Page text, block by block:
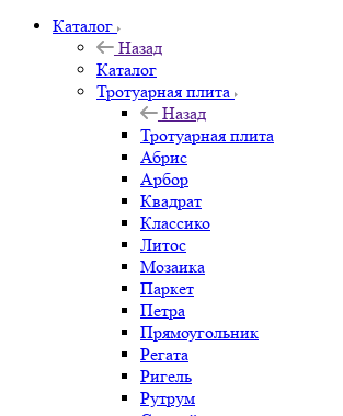
Каталог
Назад
Каталог
Тротуарная плита
Назад
Тротуарная плита
Абрис
Арбор
Квадрат
Классико
Литос
Мозаика
Паркет
Петра
Прямоугольник
Регата
Ригель
Рутрум